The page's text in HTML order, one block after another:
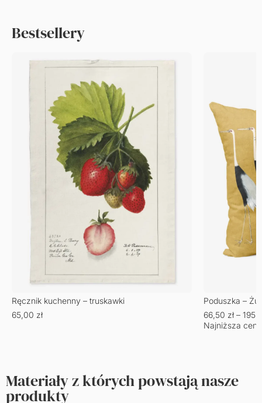
Bestsellery
Ręcznik kuchenny – truskawki
65,00 zł
Poduszka –
66,50 zł –
Najniższa
Materiały z których powstają nasze
produkty